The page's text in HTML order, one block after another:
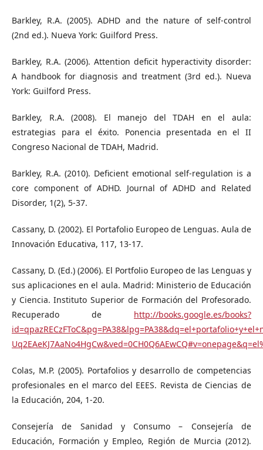
Barkley, R.A. (2005). ADHD and the nature of self-control
(2nd ed.). Nueva York: Guilford Press.
Barkley, R.A. (2006). Attention deficit hyperactivity disorder:
A handbook for diagnosis and treatment (3rd ed.). Nueva
York: Guilford Press.
Barkley, R.A. (2008). El manejo del TDAH en el aula:
estrategias para el éxito. Ponencia presentada en el II
Congreso Nacional de TDAH, Madrid.
Barkley, R.A. (2010). Deficient emotional self-regulation is a
core component of ADHD. Journal of ADHD and Related
Disorder, 1(2), 5-37.
Cassany, D. (2002). El Portafolio Europeo de Lenguas. Aula de
Innovación Educativa, 117, 13-17.
Cassany, D. (Ed.) (2006). El Portfolio Europeo de las Lenguas y
sus aplicaciones en el aula. Madrid: Ministerio de Educación
y Ciencia. Instituto Superior de Formación del Profesorado.
Recuperado de http://books.google.es/books?
Colas, M.P. (2005). Portafolios y desarrollo de competencias
profesionales en el marco del EEES. Revista de Ciencias de
la Educación, 204, 1-20.
Consejería de Sanidad y Consumo – Consejería de
Educación, Formación y Empleo, Región de Murcia (2012).